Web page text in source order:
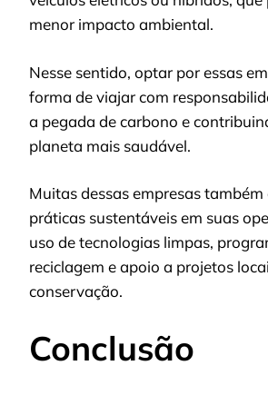
menor impacto ambiental.
Nesse sentido, optar por essas
forma de viajar com
a pegada de carbono e
planeta mais saudável.
Muitas dessas empresas
práticas sustentáveis em suas
uso de tecnologias limpas,
reciclagem e apoio a projetos
conservação.
Conclusão